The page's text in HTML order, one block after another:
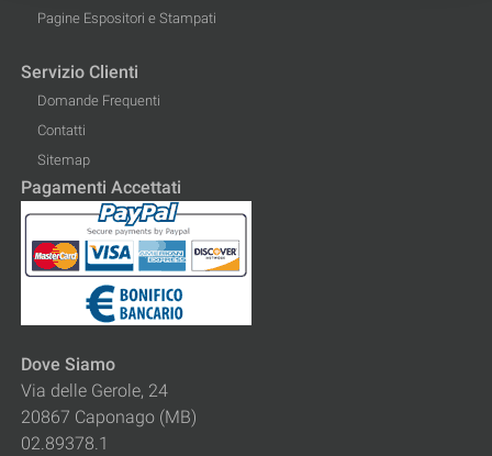
Pagine Espositori e Stampati
Servizio Clienti
Domande Frequenti
Contatti
Sitemap
Pagamenti Accettati
Dove Siamo
Via delle Gerole, 24
20867 Caponago (MB)
02.89378.1